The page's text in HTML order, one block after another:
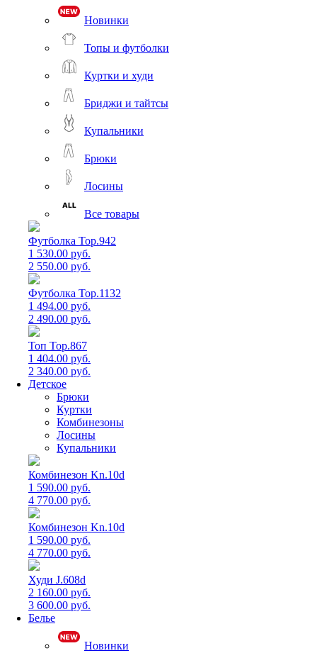
Новинки
Топы и футболки
Куртки и худи
Бриджи и тайтсы
Купальники
Брюки
Лосины
Все товары
Футболка Top.942
1 530.00 руб.
2 550.00 руб.
Футболка Top.1132
1 494.00 руб.
2 490.00 руб.
Топ Top.867
1 404.00 руб.
2 340.00 руб.
Детское
Брюки
Куртки
Комбинезоны
Лосины
Купальники
Комбинезон Kn.10d
1 590.00 руб.
4 770.00 руб.
Комбинезон Kn.10d
1 590.00 руб.
4 770.00 руб.
Худи J.608d
2 160.00 руб.
3 600.00 руб.
Белье
Новинки